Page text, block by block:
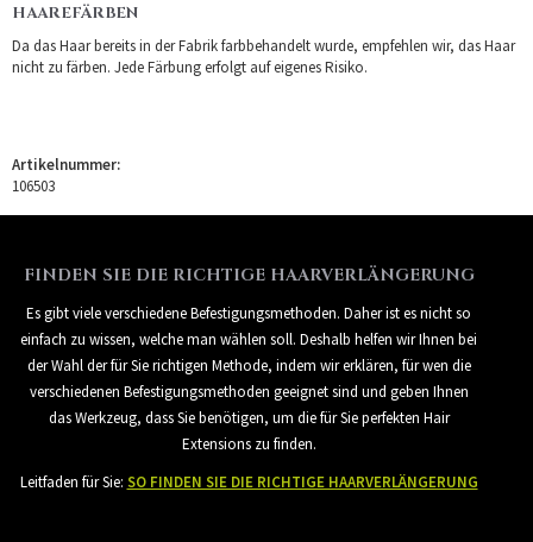
HAAREFÄRBEN
Da das Haar bereits in der Fabrik farbbehandelt wurde, empfehlen wir, das Haar
nicht zu färben. Jede Färbung erfolgt auf eigenes Risiko.
Artikelnummer:
106503
FINDEN SIE DIE RICHTIGE HAARVERLÄNGERUNG
Es gibt viele verschiedene Befestigungsmethoden. Daher ist es nicht so
einfach zu wissen, welche man wählen soll. Deshalb helfen wir Ihnen bei
der Wahl der für Sie richtigen Methode, indem wir erklären, für wen die
verschiedenen Befestigungsmethoden geeignet sind und geben Ihnen
das Werkzeug, dass Sie benötigen, um die für Sie perfekten Hair
Extensions zu finden.
Leitfaden für Sie: SO FINDEN SIE DIE RICHTIGE HAARVERLÄNGERUNG